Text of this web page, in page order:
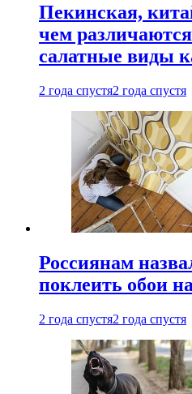
Пекинская,
чем
салатные виды
2 года спустя2 года спустя
Россиянам
поклеить обои
2 года спустя2 года спустя